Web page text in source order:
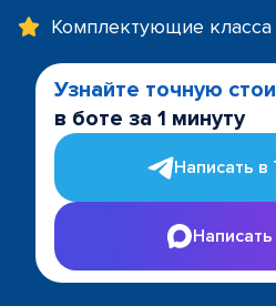
Комплектующие класса
Узнайте точную
в боте за 1 минуту
Написать в